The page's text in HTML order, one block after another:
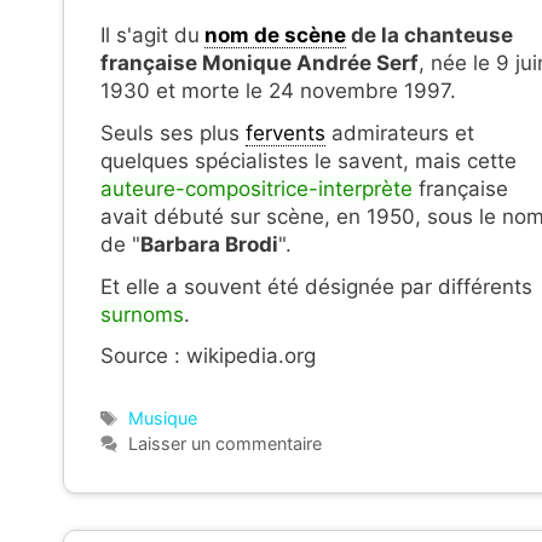
Il s'agit du nom de scène de la chanteuse
française Monique Andrée Serf, née le 9
1930 et morte le 24 novembre 1997.
Seuls ses plus fervents admirateurs et
quelques spécialistes le savent, mais cette
auteure-compositrice-interprète française
avait débuté sur scène, en 1950, sous le nom
de "Barbara Brodi".
Et elle a souvent été désignée par différents
surnoms.
Source : wikipedia.org
Étiquettes
Musique
Laisser un commentaire